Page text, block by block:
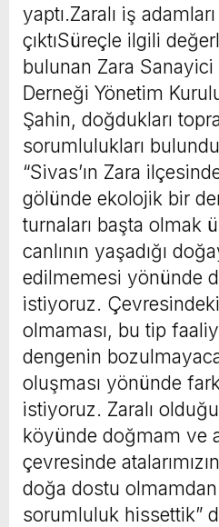
yaptı.Zaralı iş
çıktıSüreçle ilgili
bulunan Zara Sanayici
Derneği Yönetim
Şahin, doğdukları
sorumlulukları
“Sivas’ın Zara
gölünde ekolojik bir
turnaları başta olmak
canlının yaşadığı
edilmemesi yönünde
istiyoruz.
olmaması, bu tip
dengenin
oluşması yönünde
istiyoruz. Zaralı
köyünde doğmam ve
çevresinde
doğa dostu
sorumluluk hissettik”